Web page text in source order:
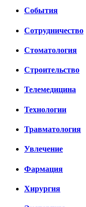
События
Сотрудничество
Стоматология
Строительство
Телемедицина
Технологии
Травматология
Увлечение
Фармация
Хирургия